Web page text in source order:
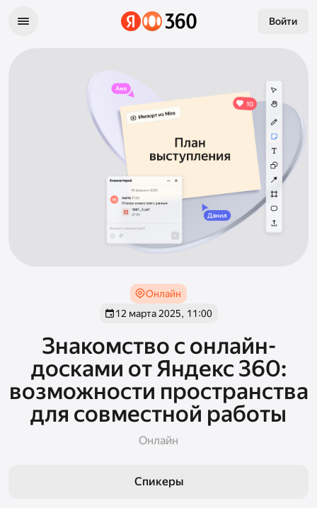
Войти
Онлайн
12 марта 2025, 11:00
Знакомство с онлайн-
досками от Яндекс 360:
возможности пространства
для совместной работы
Онлайн
Спикеры